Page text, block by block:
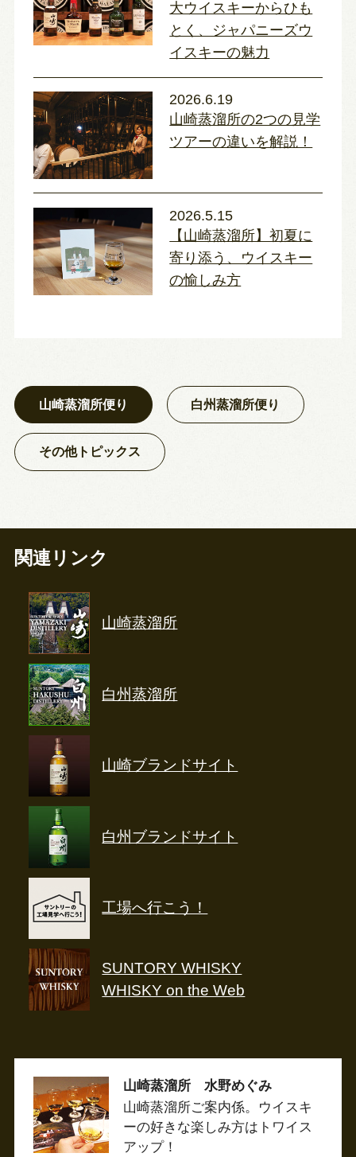
大ウイスキーからひも
とく、ジャパニーズウ
イスキーの魅力
2026.6.19
山崎蒸溜所の2つの見学
ツアーの違いを解説！
2026.5.15
【山崎蒸溜所】初夏に
寄り添う、ウイスキー
の愉しみ方
山崎蒸溜所便り 白州蒸溜所便り
その他トピックス
関連リンク
山崎蒸溜所
白州蒸溜所
山崎ブランドサイト
白州ブランドサイト
工場へ行こう！
SUNTORY WHISKY
WHISKY on the Web
山崎蒸溜所 水野めぐみ
山崎蒸溜所ご案内係。ウイスキ
ーの好きな楽しみ方はトワイス
アップ！